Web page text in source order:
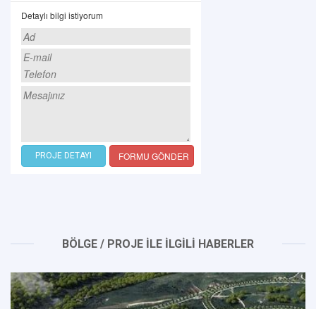
Detaylı bilgi istiyorum
PROJE DETAYI FORMU GÖNDER
BÖLGE / PROJE İLE İLGİLİ HABERLER